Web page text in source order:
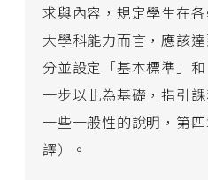
求與內容，規定學生在
大學科能力而言，應該
分並設定「基本標準」
一步以此為基礎，指引
一些一般性的說明，第
譯）。